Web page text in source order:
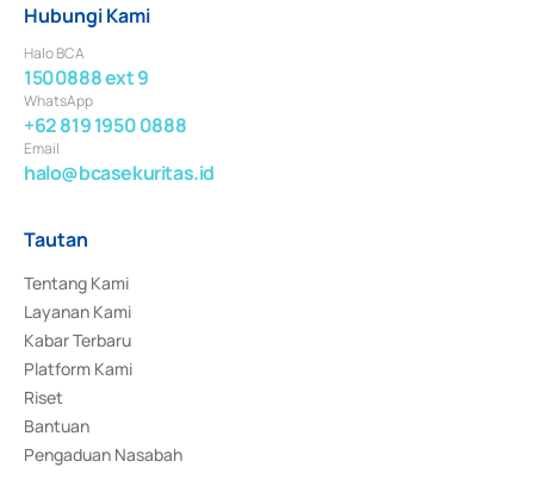
Hubungi Kami
Halo BCA
1500888 ext 9
WhatsApp
+62 819 1950 0888
Email
halo@bcasekuritas.id
Tautan
Tentang Kami
Layanan Kami
Kabar Terbaru
Platform Kami
Riset
Bantuan
Pengaduan Nasabah